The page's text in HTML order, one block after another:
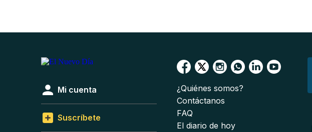
Mi cuenta
Suscríbete
¿Quiénes somos?
Contáctanos
FAQ
El diario de hoy